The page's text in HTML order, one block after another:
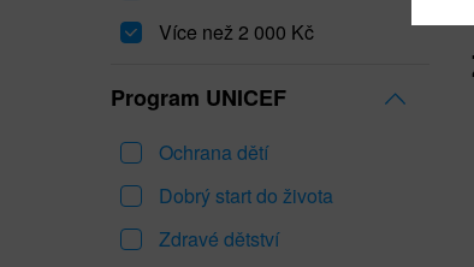
Více než 2 000 Kč
Program UNICEF
Ochrana dětí
Dobrý start do života
Zdravé dětství